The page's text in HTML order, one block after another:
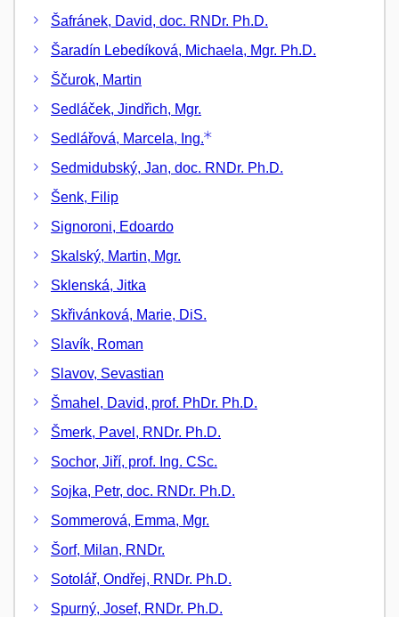
Šafránek, David, doc. RNDr. Ph.D.
Šaradín Lebedíková, Michaela, Mgr. Ph.D.
Ščurok, Martin
Sedláček, Jindřich, Mgr.
Sedlářová, Marcela, Ing.
Sedmidubský, Jan, doc. RNDr. Ph.D.
Šenk, Filip
Signoroni, Edoardo
Skalský, Martin, Mgr.
Sklenská, Jitka
Skřivánková, Marie, DiS.
Slavík, Roman
Slavov, Sevastian
Šmahel, David, prof. PhDr. Ph.D.
Šmerk, Pavel, RNDr. Ph.D.
Sochor, Jiří, prof. Ing. CSc.
Sojka, Petr, doc. RNDr. Ph.D.
Sommerová, Emma, Mgr.
Šorf, Milan, RNDr.
Sotolář, Ondřej, RNDr. Ph.D.
Spurný, Josef, RNDr. Ph.D.